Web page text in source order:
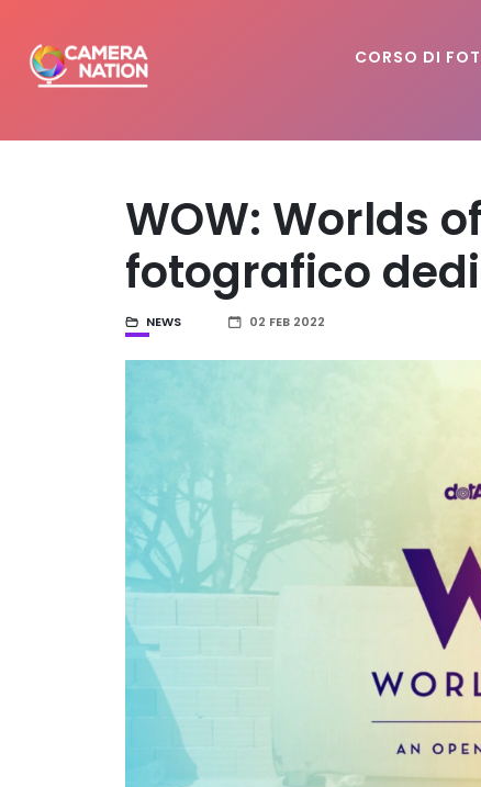
CORSO DI
WOW: Worlds
fotografico
NEWS 02 FEB 2022